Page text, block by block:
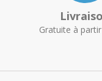
Gratuite à